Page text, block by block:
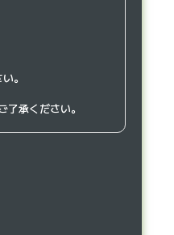
。
承ください。